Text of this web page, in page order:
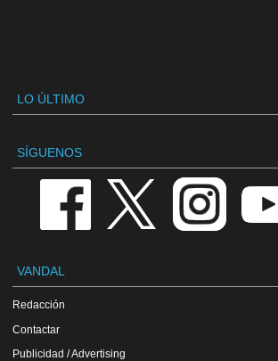
LO ÚLTIMO
SÍGUENOS
VANDAL
Redacción
Contactar
Publicidad / Advertising